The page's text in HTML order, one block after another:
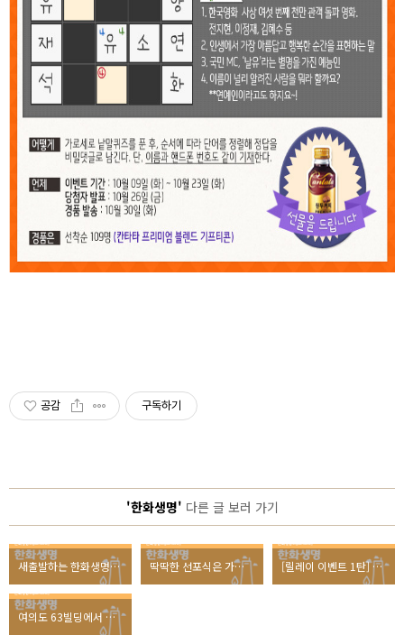
공감 구독하기
'한화생명' 다른 글 보러 가기
새출발하는 한화생명, 전국 150개 봉사팀이 모인 사연 딱딱한 선포식은 가라! 새출발 하는 한화생명의 선포식! [릴레이 이벤트 1탄] 한화생명의 탄생을 축하해주세요!
여의도 63빌딩에서 직거래 장터가 열린 사연